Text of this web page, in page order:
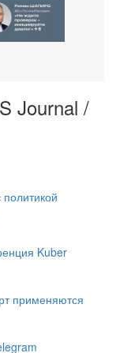
Journal /
политикой
Kuber
применяются